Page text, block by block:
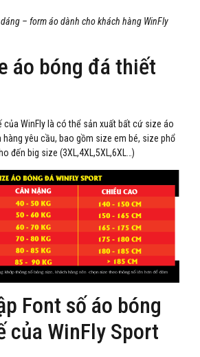
– form áo dành cho khách hàng WinFly
áo bóng đá thiết
của WinFly là có thể sản xuất bất cứ size áo
hàng yêu cầu, bao gồm size em bé, size phổ
đến big size (3XL,4XL,5XL,6XL…)
Font số áo bóng
của WinFly Sport